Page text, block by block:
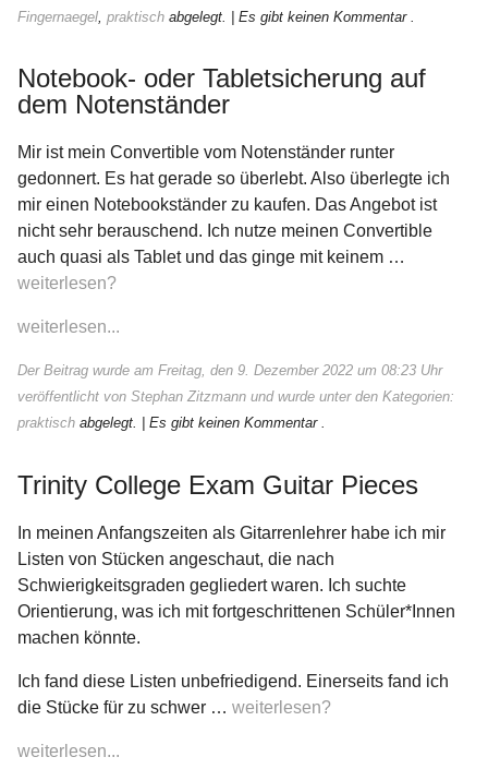
Fingernaegel praktisch abgelegt. | Es gibt keinen Kommentar .
Notebook- oder Tabletsicherung auf
dem Notenständer
Mir ist mein Convertible vom Notenständer runter
gedonnert. Es hat gerade so überlebt. Also überlegte ich
mir einen Notebookständer zu kaufen. Das Angebot ist
nicht sehr berauschend. Ich nutze meinen Convertible
auch quasi als Tablet und das ginge mit keinem …
weiterlesen?
weiterlesen...
Der Beitrag wurde am Freitag, den 9. Dezember 2022 um 08:23 Uhr
veröffentlicht von Stephan Zitzmann und wurde unter den Kategorien:
praktisch abgelegt. | Es gibt keinen Kommentar .
Trinity College Exam Guitar Pieces
In meinen Anfangszeiten als Gitarrenlehrer habe ich mir
Listen von Stücken angeschaut, die nach
Schwierigkeitsgraden gegliedert waren. Ich suchte
Orientierung, was ich mit fortgeschrittenen Schüler*Innen
machen könnte.
Ich fand diese Listen unbefriedigend. Einerseits fand ich
die Stücke für zu schwer … weiterlesen?
weiterlesen...